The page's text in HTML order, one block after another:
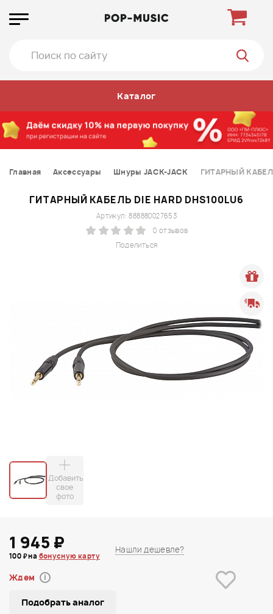
Каталог
Главная Аксессуары Шнуры JACK-JACK ГИТАРНЫЙ КАБЕЛЬ
ГИТАРНЫЙ КАБЕЛЬ DIE HARD DHS100LU6
Поделиться
Артикул: 888880027653
0 отзывов
Добавить
свое
фото
1 945 ₽
100 ₽ на бонусную карту
Нашли дешевле?
Ждем i
Подобрать аналог